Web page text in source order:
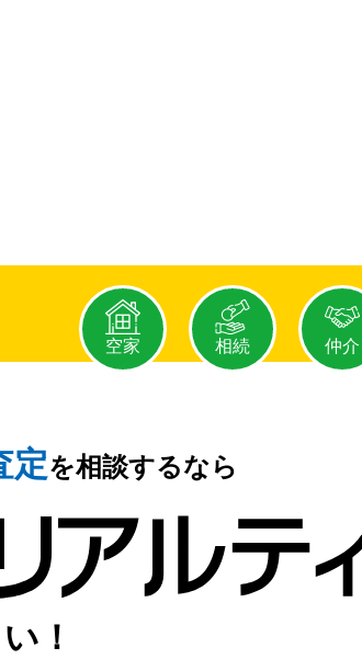
空家 相続 仲介
定を相談するなら
！